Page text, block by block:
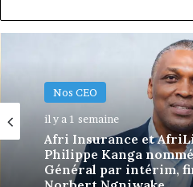
Nos CEO
il y a 1 semaine
Jeune Talent
il y a 2 semaines
Richard Junior Homsi
l’infrastructure
Afrique centrale